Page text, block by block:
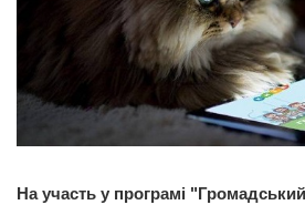
На участь у програмі